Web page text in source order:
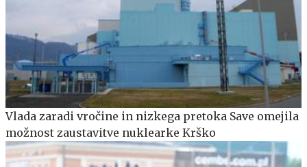
Vlada zaradi vročine in nizkega pretoka Save omejila
možnost zaustavitve nuklearke Krško